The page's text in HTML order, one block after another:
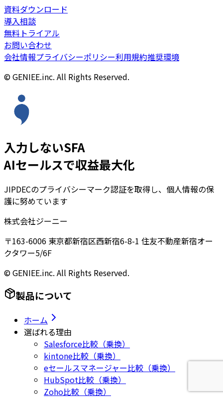
資料ダウンロード
導入相談
無料トライアル
お問い合わせ
会社情報プライバシーポリシー利用規約推奨環境
© GENIEE.inc. All Rights Reserved.
入力しないSFA
AIセールスで収益最大化
JIPDECのプライバシーマーク認証を取得し、個人情報の保
護に努めています
株式会社ジーニー
〒163-6006 東京都新宿区西新宿6-8-1 住友不動産新宿オー
クタワー5/6F
© GENIEE.inc. All Rights Reserved.
製品について
ホーム
選ばれる理由
Salesforce比較（乗換）
kintone比較（乗換）
eセールスマネージャー比較（乗換）
HubSpot比較（乗換）
Zoho比較（乗換）